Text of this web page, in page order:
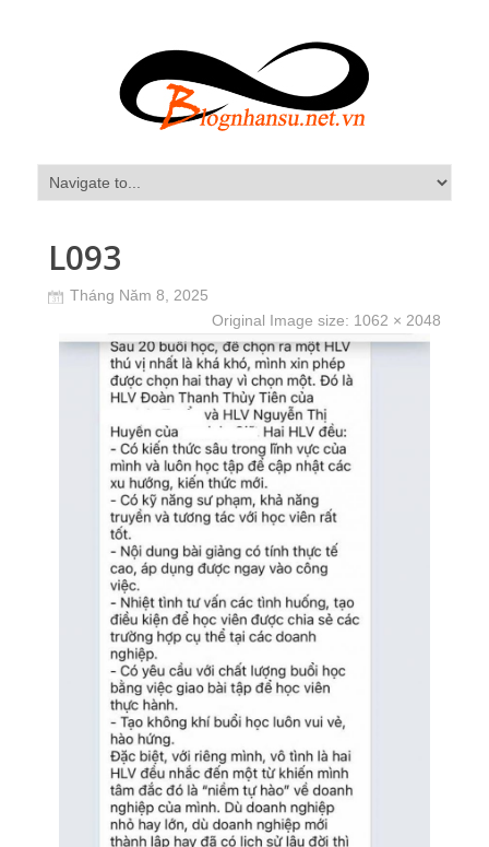
L093
Tháng Năm 8, 2025
Original Image size: 1062 × 2048